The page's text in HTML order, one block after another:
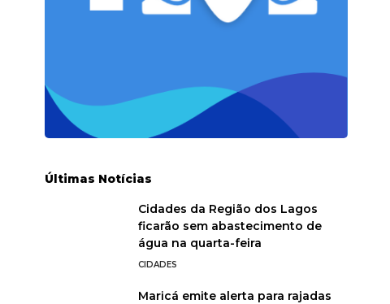
Últimas Notícias
Cidades da Região dos Lagos
ficarão sem abastecimento de
água na quarta-feira
CIDADES
Maricá emite alerta para rajadas